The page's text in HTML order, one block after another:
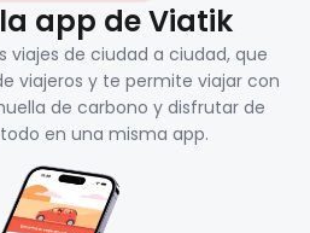
app de Viatik
viajes de ciudad a ciudad, que
viajeros y te permite viajar con
de carbono y disfrutar de
en una misma app.